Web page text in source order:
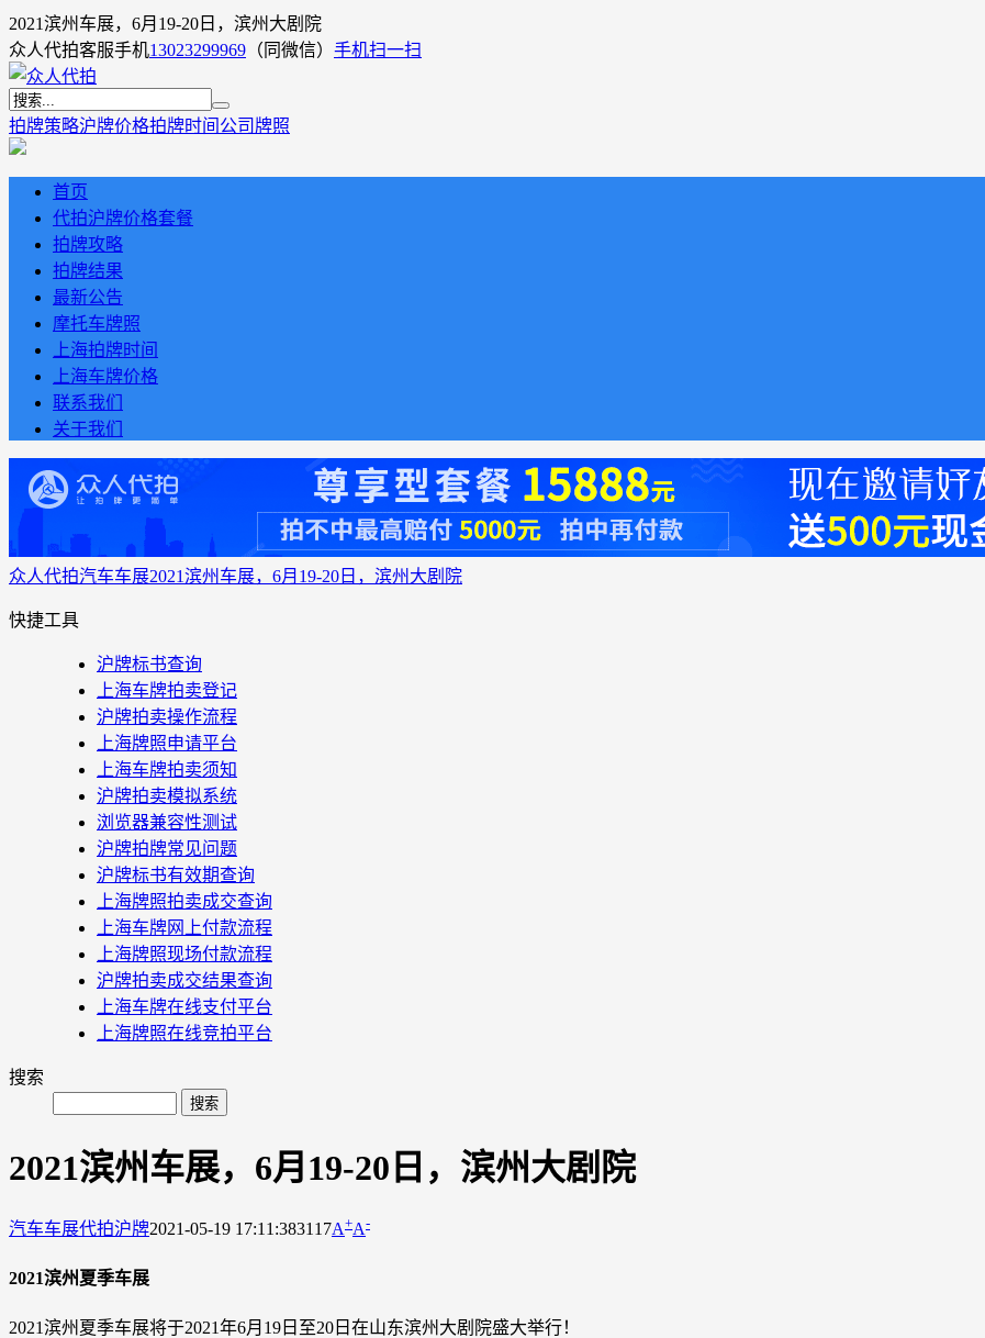
2021滨州车展，6月19-20日，滨州大剧院
众人代拍客服手机13023299969 （同微信） 手机扫一扫
拍牌策略沪牌价格拍牌时间 公司牌照
首页
代拍沪牌价格套餐
拍牌攻略
拍牌结果
最新公告
摩托车牌照
上海拍牌时间
上海车牌价格
联系我们
关于我们
众人代拍汽车车展2021滨州车展，6月19-20日，滨州大剧院
快捷工具
沪牌标书查询
上海车牌拍卖登记
沪牌拍卖操作流程
上海牌照申请平台
上海车牌拍卖须知
沪牌拍卖模拟系统
浏览器兼容性测试
沪牌拍牌常见问题
沪牌标书有效期查询
上海牌照拍卖成交查询
上海车牌网上付款流程
上海牌照现场付款流程
沪牌拍卖成交结果查询
上海车牌在线支付平台
上海牌照在线竞拍平台
搜索
2021滨州车展，6月19-20日，滨州大剧院
汽车车展代拍沪牌2021-05-19 17:11:383117A+A-
2021滨州夏季车展
2021滨州夏季车展将于2021年6月19日至20日在山东滨州大剧院盛大举行！